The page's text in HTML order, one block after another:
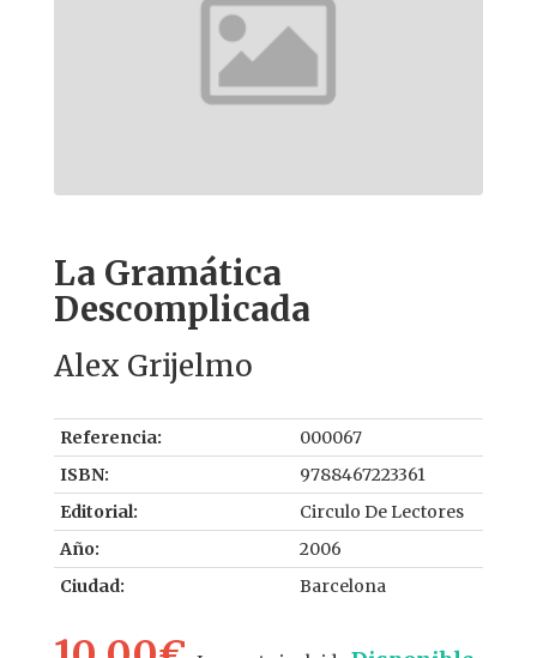
La Gramática
Descomplicada
Alex Grijelmo
Referencia:
000067
ISBN:
9788467223361
Editorial:
Circulo De Lectores
Año:
2006
Ciudad:
Barcelona